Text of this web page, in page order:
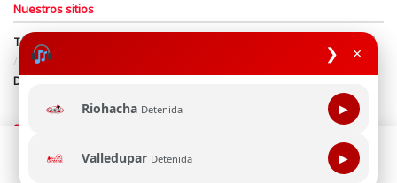
❯ ×
Riohacha Detenida ▶
Valledupar Detenida ▶
Nuestros sitios
Términos y Condiciones
Derechos de Autor y Propiedad Intelectual
Política de uso de cookies
Política de Tratamiento de Datos
Directrices Editoriales
Síguenos
Esta página web usa cookie para mejorar tu experiencia de
navegación, al continuar aceptas nuestra política de uso de